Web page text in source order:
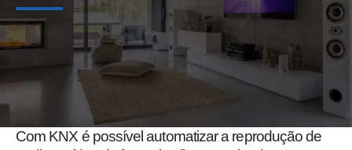
Com KNX é possível automatizar a reprodução de